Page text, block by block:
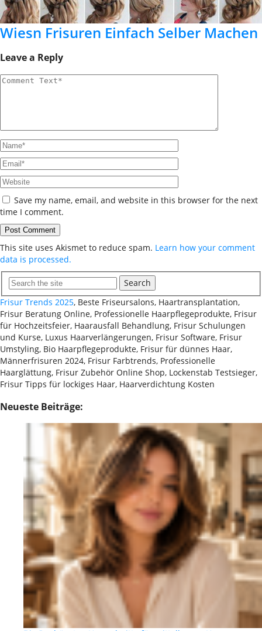
Wiesn Frisuren Einfach Selber Machen
Leave a Reply
Save my name, email, and website in this browser for the next
time I comment.
This site uses Akismet to reduce spam. Learn how your comment
data is processed.
Search
Frisur Trends 2025, Beste Friseursalons, Haartransplantation,
Frisur Beratung Online, Professionelle Haarpflegeprodukte, Frisur
für Hochzeitsfeier, Haarausfall Behandlung, Frisur Schulungen
und Kurse, Luxus Haarverlängerungen, Frisur Software, Frisur
Umstyling, Bio Haarpflegeprodukte, Frisur für dünnes Haar,
Männerfrisuren 2024, Frisur Farbtrends, Professionelle
Haarglättung, Frisur Zubehör Online Shop, Lockenstab Testsieger,
Frisur Tipps für lockiges Haar, Haarverdichtung Kosten
Neueste Beiträge: